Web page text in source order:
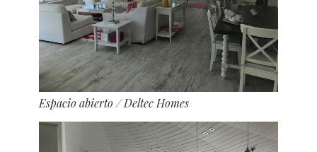
Espacio abierto/ Deltec Homes